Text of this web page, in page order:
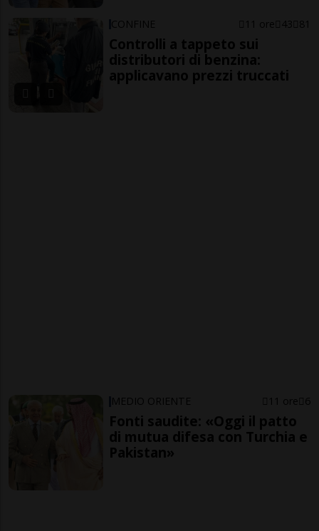
CONFINE 11 ore 43 81
Controlli a tappeto sui
distributori di benzina:
applicavano prezzi truccati
MEDIO ORIENTE 11 ore 6
Fonti saudite: «Oggi il patto
di mutua difesa con Turchia e
Pakistan»